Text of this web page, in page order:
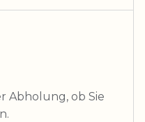
Abholung, ob Sie